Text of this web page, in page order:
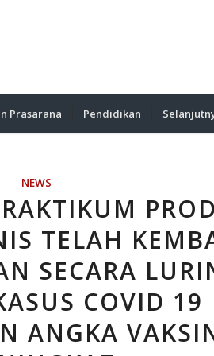
Prasarana Pendidikan
NEWS
TELAH
SECARA
COVID 19
ANGKA